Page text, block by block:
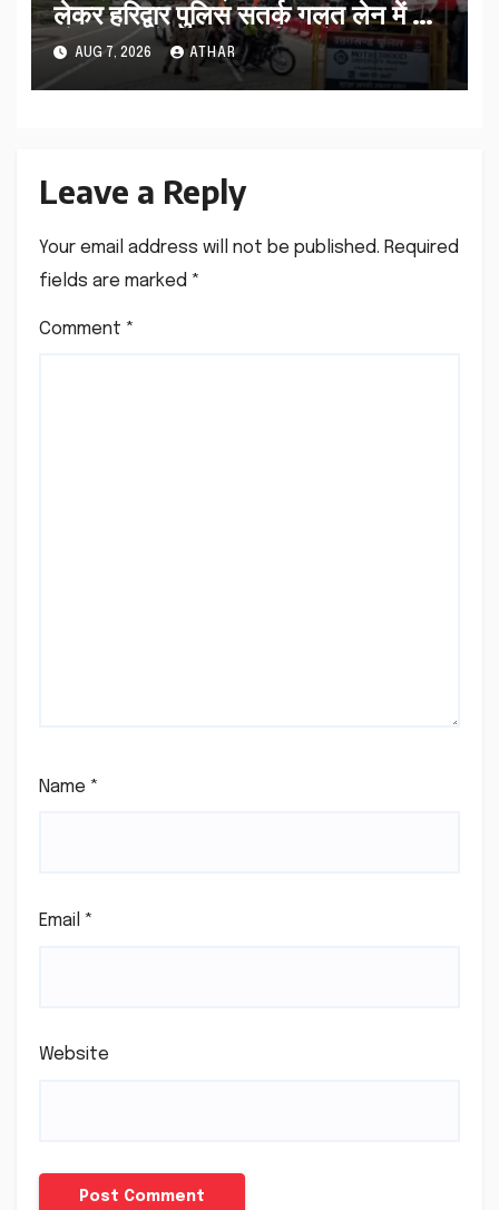
लेकर हरिद्वार पुलिस सतर्क गलत लेन में आ
रहे कांवड़ियों को सही मार्ग पर भेजा…
AUG 7, 2026 ATHAR
Leave a Reply
Your email address will not be published. Required
fields are marked *
Comment *
Name *
Email *
Website